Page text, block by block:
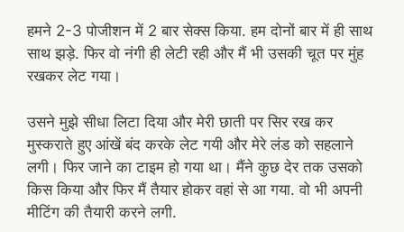
हमने 2-3 पोजीशन में 2 बार सेक्स किया. हम दोनों बार में ही साथ
साथ झड़े. फिर वो नंगी ही लेटी रही और मैं भी उसकी चूत पर मुंह
रखकर लेट गया।
उसने मुझे सीधा लिटा दिया और मेरी छाती पर सिर रख कर
मुस्कराते हुए आंखें बंद करके लेट गयी और मेरे लंड को सहलाने
लगी। फिर जाने का टाइम हो गया था। मैंने कुछ देर तक उसको
किस किया और फिर मैं तैयार होकर वहां से आ गया. वो भी अपनी
मीटिंग की तैयारी करने लगी.